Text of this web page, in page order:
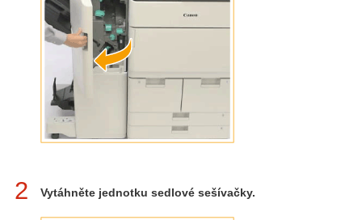
2 Vytáhněte jednotku sedlové sešívačky.